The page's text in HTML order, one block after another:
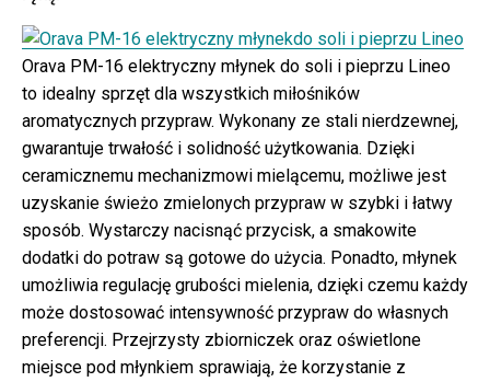
Orava PM-16 elektryczny młynek do soli i pieprzu Lineo
to idealny sprzęt dla wszystkich miłośników
aromatycznych przypraw. Wykonany ze stali nierdzewnej,
gwarantuje trwałość i solidność użytkowania. Dzięki
ceramicznemu mechanizmowi mielącemu, możliwe jest
uzyskanie świeżo zmielonych przypraw w szybki i łatwy
sposób. Wystarczy nacisnąć przycisk, a smakowite
dodatki do potraw są gotowe do użycia. Ponadto, młynek
umożliwia regulację grubości mielenia, dzięki czemu każdy
może dostosować intensywność przypraw do własnych
preferencji. Przejrzysty zbiorniczek oraz oświetlone
miejsce pod młynkiem sprawiają, że korzystanie z